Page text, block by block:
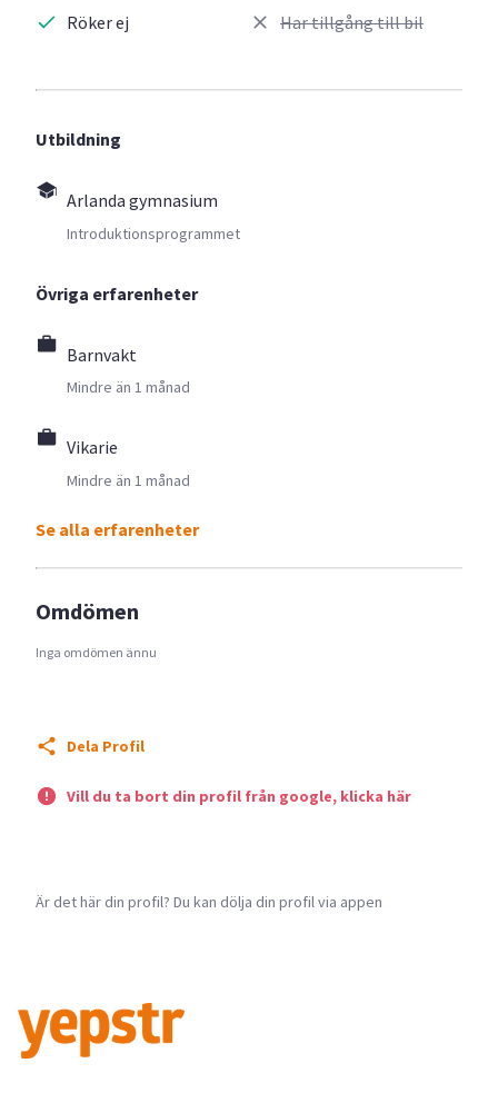
Röker ej Har tillgång till bil
Utbildning
Arlanda gymnasium
Introduktionsprogrammet
Övriga erfarenheter
Barnvakt
Mindre än 1 månad
Vikarie
Mindre än 1 månad
Se alla erfarenheter
Omdömen
Inga omdömen ännu
Dela Profil
Vill du ta bort din profil från google, klicka här
Är det här din profil? Du kan dölja din profil via appen